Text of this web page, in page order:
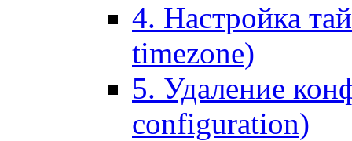
4. Настройка
timezone)
5. Удаление
configuration)